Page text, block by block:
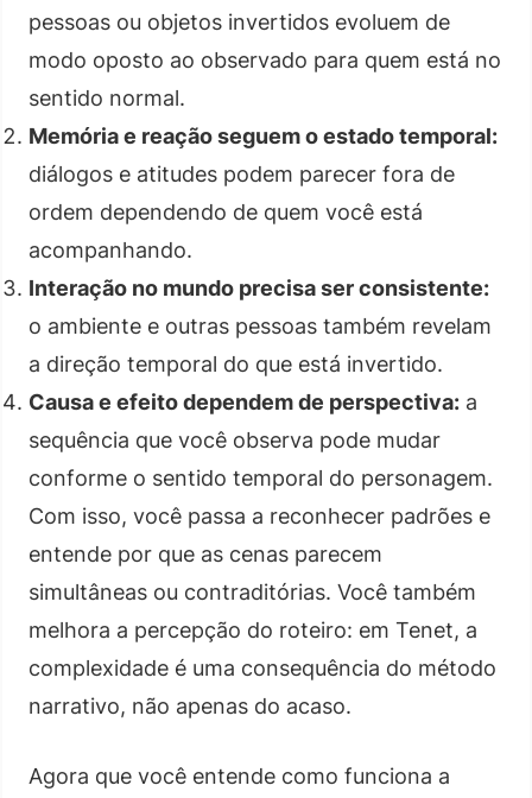
pessoas ou objetos invertidos evoluem de
modo oposto ao observado para quem está no
sentido normal.
Memória e reação seguem o estado temporal:
diálogos e atitudes podem parecer fora de
ordem dependendo de quem você está
acompanhando.
Interação no mundo precisa ser consistente:
o ambiente e outras pessoas também revelam
a direção temporal do que está invertido.
Causa e efeito dependem de perspectiva: a
sequência que você observa pode mudar
conforme o sentido temporal do personagem.
Com isso, você passa a reconhecer padrões e
entende por que as cenas parecem
simultâneas ou contraditórias. Você também
melhora a percepção do roteiro: em Tenet, a
complexidade é uma consequência do método
narrativo, não apenas do acaso.
Agora que você entende como funciona a